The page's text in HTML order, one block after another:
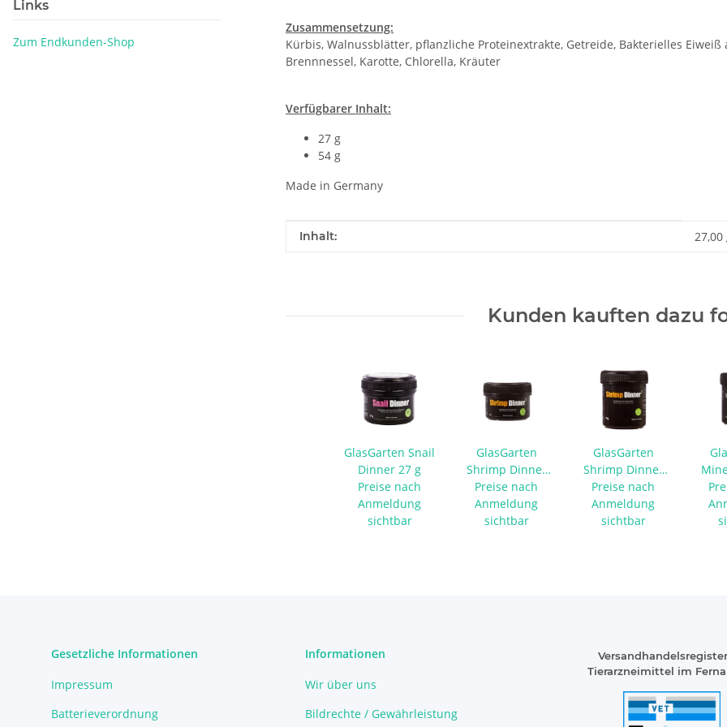
Zusammensetzung:
Kürbis, Walnussblätter, pflanzliche Proteinextrakte, Getreide, Bakterielles
Brennnessel, Karotte, Chlorella, Kräuter
Verfügbarer Inhalt:
27 g
54 g
Made in Germany
Produkteigenschaft
Wert
Inhalt: 27,00
Kunden kauften dazu
GlasGarten Snail
Dinner 27 g
Preise nach
Anmeldung
sichtbar
GlasGarten
Shrimp Dinner
Pads 2 - 35 g
Preise nach
Anmeldung
sichtbar
GlasGarten
Shrimp Dinner
Pads 2 - 70 g
Preise nach
Anmeldung
sichtbar
Links
Zum Endkunden-Shop
Gesetzliche Informationen
Impressum
Batterieverordnung
Informationen
Wir über uns
Bildrechte / Gewährleistung
Tierarzneimittel im